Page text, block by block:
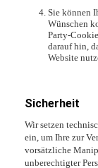
Sie können
Wünschen
Party-
darauf hin,
Website
Sicherheit
Wir setzen
ein, um Ihre zur
vorsätzliche
unberechtigter